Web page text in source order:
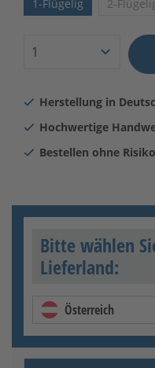
1-Flügelig
2-
Herstellung in
Hochwertige
Bestellen ohne
Bitte wählen
Lieferland:
Österreich